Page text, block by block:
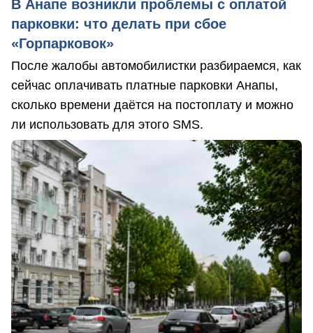
В Анапе возникли проблемы с оплатой
парковки: что делать при сбое
«Горпарковок»
После жалобы автомобилистки разбираемся, как
сейчас оплачивать платные парковки Анапы,
сколько времени даётся на постоплату и можно
ли использовать для этого SMS.